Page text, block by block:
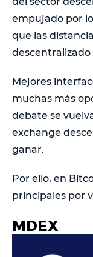
empujado por
que las
Mejores
muchas más
debate se
exchange
ganar.
Por ello, en
principales por
MDEX